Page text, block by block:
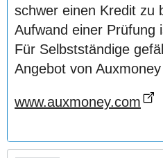
schwer einen Kredit zu
Aufwand einer Prüfung
Für Selbstständige
Angebot von
www.auxmoney.com